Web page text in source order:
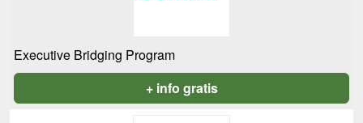
Executive Bridging Program
+ info gratis